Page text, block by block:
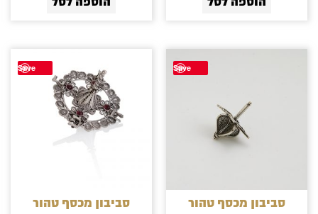
Save
סביבון מכסף טהור
Save
סביבון מכסף טהור